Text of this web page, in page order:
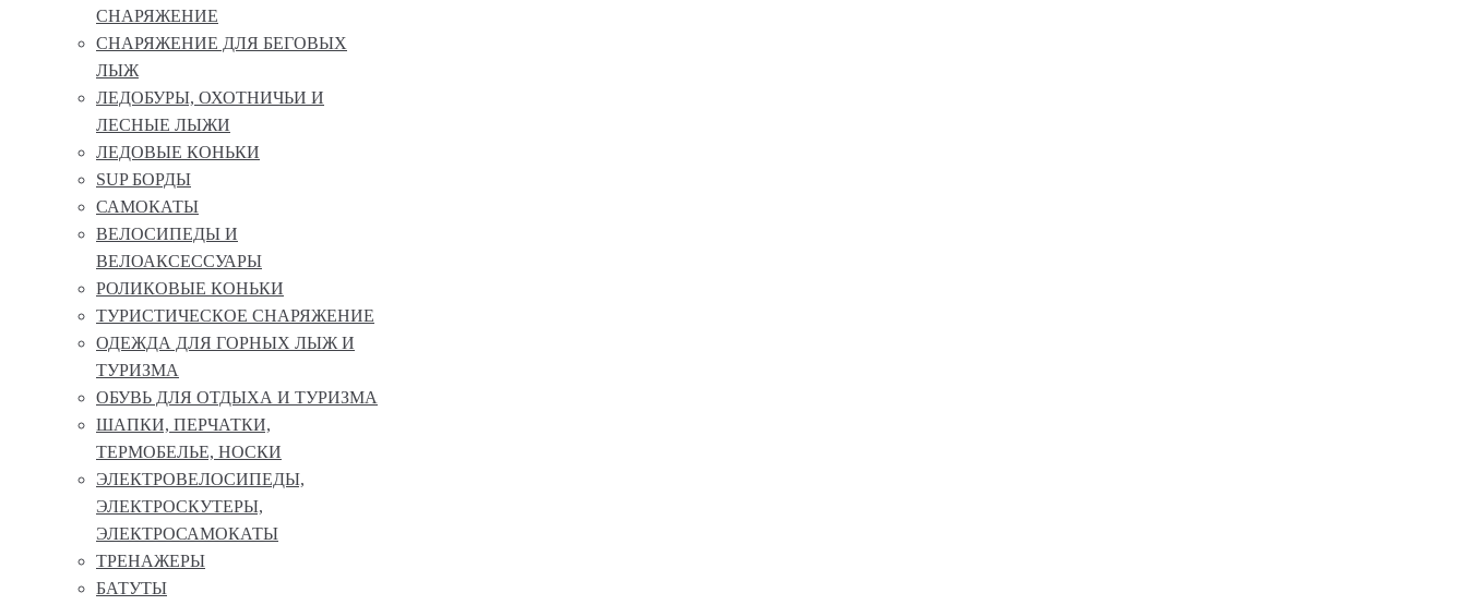
СНАРЯЖЕНИЕ
СНАРЯЖЕНИЕ ДЛЯ БЕГОВЫХ
ЛЫЖ
ЛЕДОБУРЫ, ОХОТНИЧЬИ И
ЛЕСНЫЕ ЛЫЖИ
ЛЕДОВЫЕ КОНЬКИ
SUP БОРДЫ
САМОКАТЫ
ВЕЛОСИПЕДЫ И
ВЕЛОАКСЕССУАРЫ
РОЛИКОВЫЕ КОНЬКИ
ТУРИСТИЧЕСКОЕ СНАРЯЖЕНИЕ
ОДЕЖДА ДЛЯ ГОРНЫХ ЛЫЖ И
ТУРИЗМА
ОБУВЬ ДЛЯ ОТДЫХА И ТУРИЗМА
ШАПКИ, ПЕРЧАТКИ,
ТЕРМОБЕЛЬЕ, НОСКИ
ЭЛЕКТРОВЕЛОСИПЕДЫ,
ЭЛЕКТРОСКУТЕРЫ,
ЭЛЕКТРОСАМОКАТЫ
ТРЕНАЖЕРЫ
БАТУТЫ